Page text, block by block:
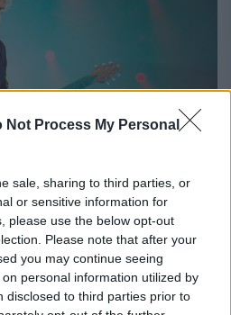
Not Process My Personal
sale, sharing to third parties, or
or sensitive information for
please use the below opt-out
Please note that after your
you may continue seeing
personal information utilized by
disclosed to third parties prior to
rol important la
Brian May într-o